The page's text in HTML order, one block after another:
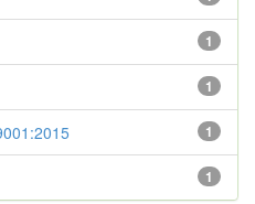
1
1
1
1